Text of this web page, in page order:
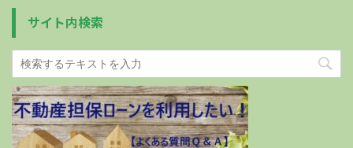
サイト内検索